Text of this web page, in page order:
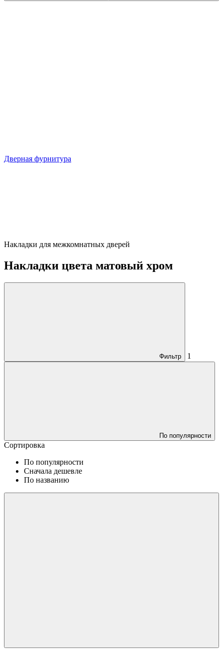
Дверная фурнитура
Накладки для межкомнатных дверей
Накладки цвета матовый хром
Фильтр 1
По популярности
Сортировка
По популярности
Сначала дешевле
По названию